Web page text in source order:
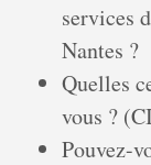
services
Nantes ?
Quelles
vous ?
Pouvez-